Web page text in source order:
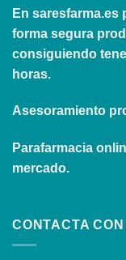
En saresfarma.es
forma segura
consiguiendo
horas.
Asesoramiento
Parafarmacia
mercado.
CONTACTA